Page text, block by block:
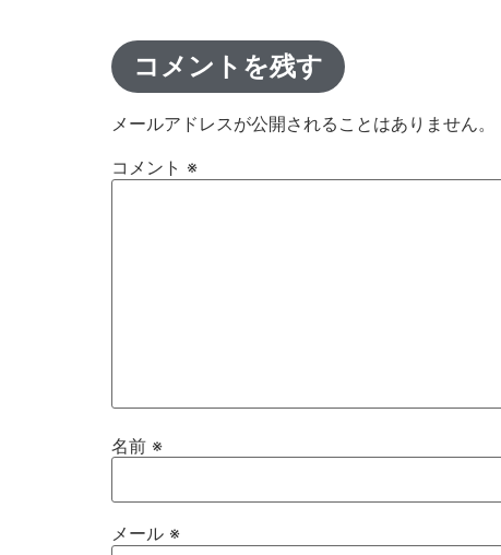
コメントを残す
メールアドレスが公開されることはありません。
コメント ※
名前 ※
メール ※